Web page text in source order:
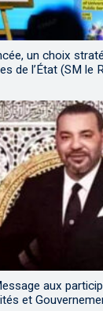
un choix
de l’État (SM le
aux
et